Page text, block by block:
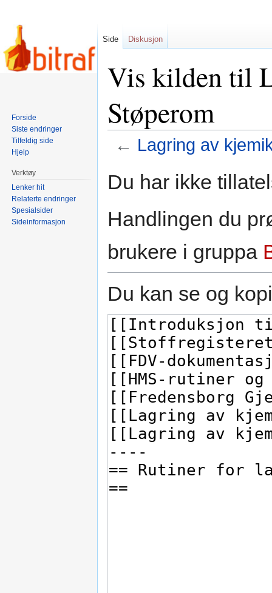
Vis kilden til
Støperom
← Lagring av
Du har ikke
Handlingen du
brukere i gruppa
Du kan se og
Side Diskusjon
Forside
Siste endringer
Tilfeldig side
Hjelp
Verktøy
Lenker hit
Relaterte endringer
Spesialsider
Sideinformasjon